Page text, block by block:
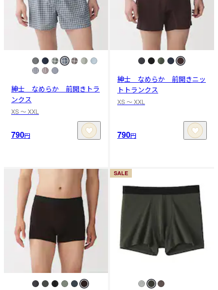
紳士 なめらか 前開きトラ
ンクス
XS 〜 XXL
790円
紳士 なめらか 前開きニッ
トトランクス
XS 〜 XXL
790円
SALE